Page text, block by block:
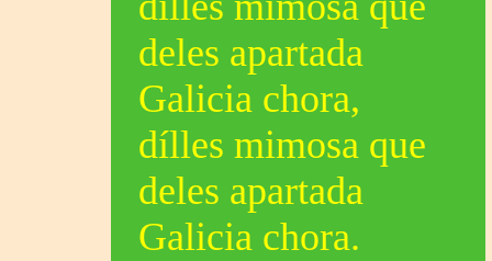
deles apartada
Galicia chora,
dílles mimosa que
deles apartada
Galicia chora.